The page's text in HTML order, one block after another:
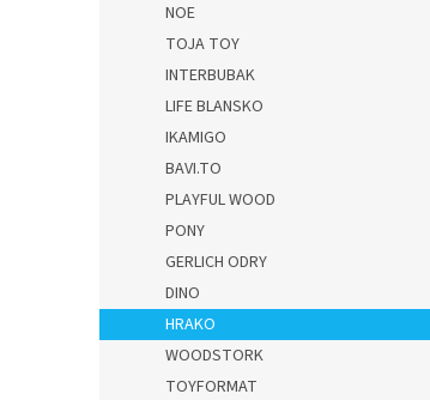
NOE
TOJA TOY
INTERBUBAK
LIFE BLANSKO
IKAMIGO
BAVI.TO
PLAYFUL WOOD
PONY
GERLICH ODRY
DINO
HRAKO
WOODSTORK
TOYFORMAT